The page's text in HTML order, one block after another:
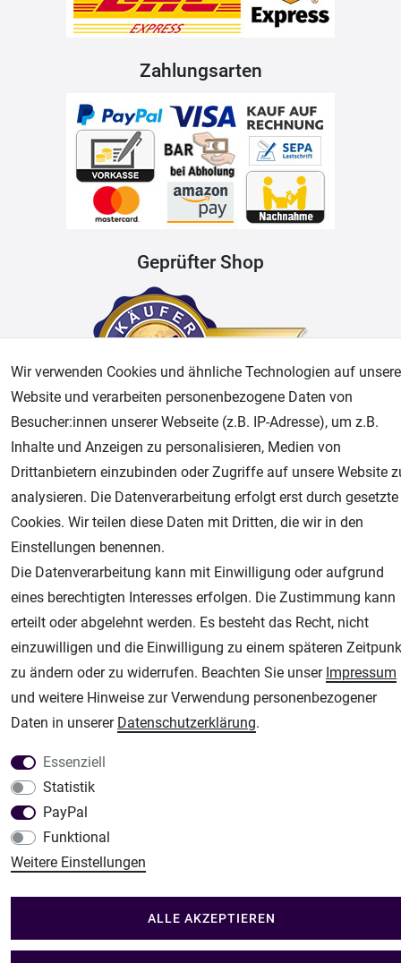
Zahlungsarten
Geprüfter Shop
Airbrush-City
Fachhandel für: Airbrushpistolen, Kompressoren, Airbrushfarben
Modellbau-City
Modellbau Shop
Plotter-City
Schneideplotter, Transferpressen, Siebdruck und Plotterfolien
Im Shop Kaufen
Küchen Zubehör - Haus/Garten - Tierbedarf
Wir verwenden Cookies und ähnliche Technologien auf
Website und verarbeiten personenbezogene Daten von
Besucher:innen unserer Webseite (z.B. IP-Adresse), um z.B.
Inhalte und Anzeigen zu personalisieren, Medien von
Drittanbietern einzubinden oder Zugriffe auf unsere Website
analysieren. Die Datenverarbeitung erfolgt erst durch gesetzte
Cookies. Wir teilen diese Daten mit Dritten, die wir in den
Einstellungen benennen.
Die Datenverarbeitung kann mit Einwilligung oder aufgrund
eines berechtigten Interesses erfolgen. Die Zustimmung kann
erteilt oder abgelehnt werden. Es besteht das Recht, nicht
einzuwilligen und die Einwilligung zu einem späteren
zu ändern oder zu widerrufen. Beachten Sie unser Impressum
und weitere Hinweise zur Verwendung personenbezogener
Daten in unserer Daten­schutz­erklärung.
Essenziell
Statistik
PayPal
Funktional
Weitere Einstellungen
ALLE AKZEPTIEREN